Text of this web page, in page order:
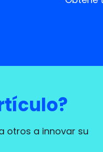
otros a innovar su